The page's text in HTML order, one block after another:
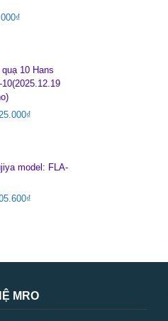
₫
10 Hans
₫
model: FLA-
₫
MRO